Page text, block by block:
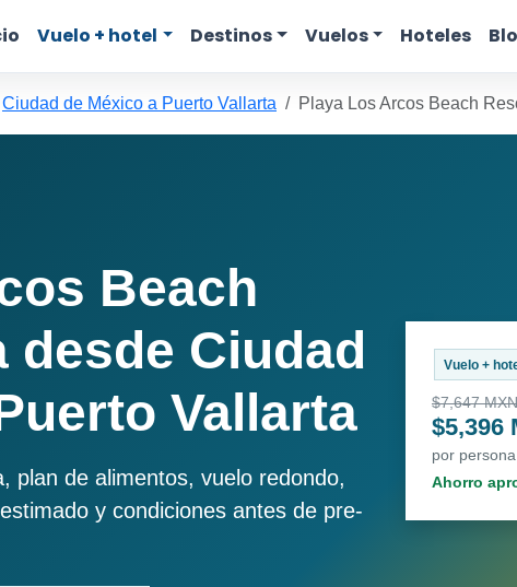
Vuelo + hotel Destinos Vuelos Hoteles
Ciudad de México a Puerto Vallarta Playa Los Arcos Beach
Beach
desde Ciudad
Vallarta
plan de alimentos, vuelo redondo,
y condiciones antes de pre-
Vuelo +
$7,647 MXN
$5,396
por
Ahorro